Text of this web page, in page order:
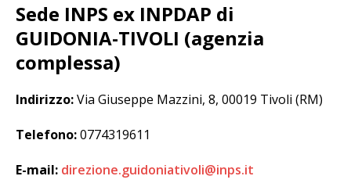
Sede INPS ex INPDAP di
GUIDONIA-TIVOLI (agenzia
complessa)
Indirizzo:Via Giuseppe Mazzini, 8, 00019 Tivoli (RM)
Telefono:0774319611
E-mail: direzione.guidoniativoli@inps.it